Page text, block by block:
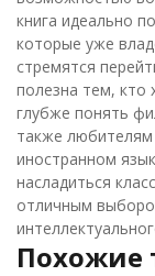
книга идеально
которые уже
стремятся
полезна тем, кто
глубже понять
также
иностранном
насладиться
отличным
Похожие